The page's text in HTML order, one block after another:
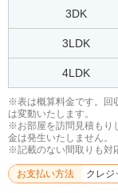
3DK
3LDK
4LDK
※表は概算料金です。回
は変動いたします。
※お部屋を訪問見積もり
金は発生いたしません。
※記載のない間取りも対
お支払い方法 クレジ